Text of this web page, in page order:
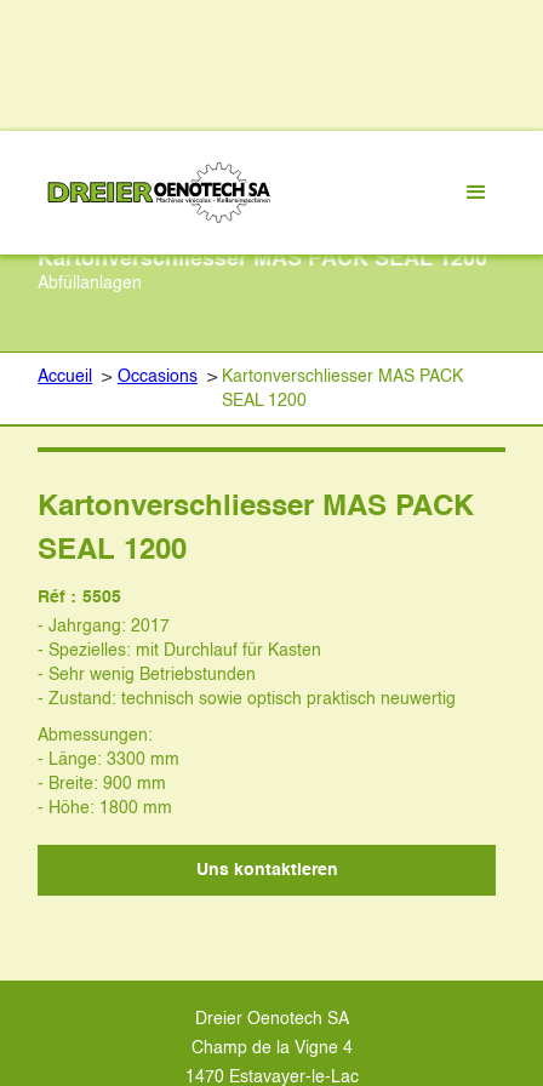
Kartonverschliesser MAS PACK SEAL 1200
Abfüllanlagen
Accueil > Occasions> Kartonverschliesser MAS PACK
SEAL 1200
Kartonverschliesser MAS PACK
SEAL 1200
Réf : 5505
- Jahrgang: 2017
- Spezielles: mit Durchlauf für Kasten
- Sehr wenig Betriebstunden
- Zustand: technisch sowie optisch praktisch neuwertig
Abmessungen:
- Länge: 3300 mm
- Breite: 900 mm
- Höhe: 1800 mm
Uns kontaktieren
Dreier Oenotech SA
Champ de la Vigne 4
1470 Estavayer-le-Lac